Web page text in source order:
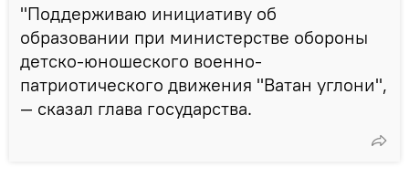
"Поддерживаю инициативу об
образовании при министерстве обороны
детско-юношеского военно-
патриотического движения "Ватан углони",
— сказал глава государства.